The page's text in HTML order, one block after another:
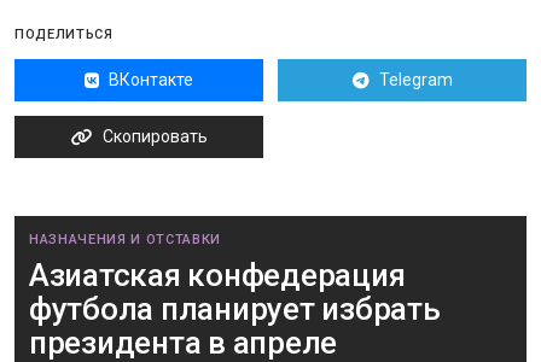
ПОДЕЛИТЬСЯ
ВКонтакте Telegram
Скопировать
НАЗНАЧЕНИЯ И ОТСТАВКИ
Азиатская конфедерация
футбола планирует избрать
президента в апреле